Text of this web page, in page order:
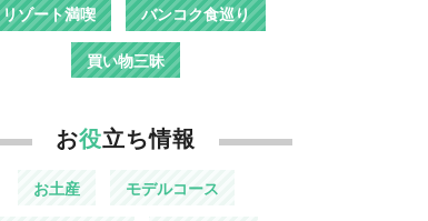
リゾート満喫 バンコク食巡り
買い物三昧
お役立ち情報
お土産 モデルコース